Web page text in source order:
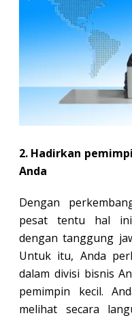
2. Hadirkan
Anda
Dengan
pesat tentu hal
dengan tanggung
Untuk itu, Anda
dalam divisi bisnis
pemimpin kecil.
melihat secara